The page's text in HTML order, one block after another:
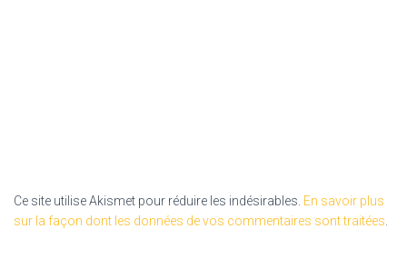
Ce site utilise Akismet pour réduire les indésirables. En savoir plus
sur la façon dont les données de vos commentaires sont traitées